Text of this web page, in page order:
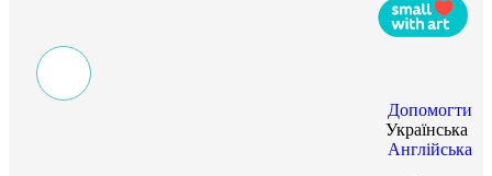
Допомогти
Українська
Англійська